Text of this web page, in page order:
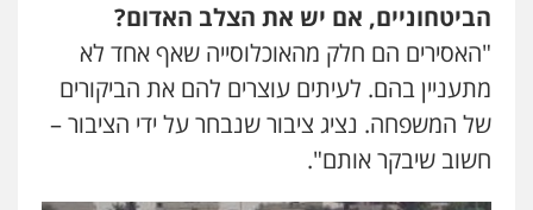
הביטחוניים, אם יש את הצלב האדום?
"האסירים הם חלק מהאוכלוסייה שאף אחד לא
מתעניין בהם. לעיתים עוצרים להם את הביקורים
של המשפחה. נציג ציבור שנבחר על ידי הציבור –
חשוב שיבקר אותם".